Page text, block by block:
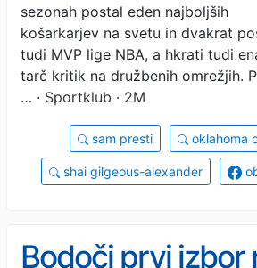
sezonah postal eden najboljših
košarkarjev na svetu in dvakrat
tudi MVP lige NBA, a hkrati tudi
tarč kritik na družbenih omrežjih.
… · Sportklub · 2M
sam presti oklahoma
shai gilgeous-alexander
Bodoči prvi izbor